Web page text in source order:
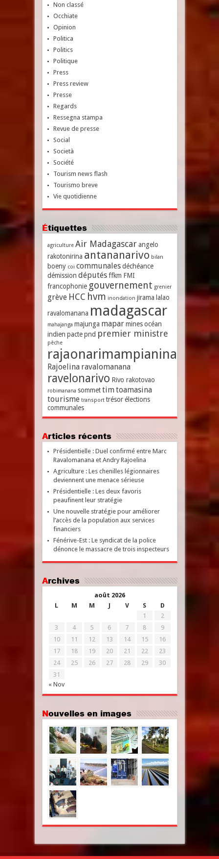
Non classé
Occhiate
Opinion
Politica
Politics
Politique
Press
Press review
Presse
Regards
Ressegna stampa
Revue de presse
Social
Società
Société
Tourism news flash
Tourismo breve
Vie quotidienne
Étiquettes
agriculture Air Madagascar angelo
rakotonirina antananarivo bilan
boeny coi communales déchéance
démission députés ffkm FMI
francophonie gouvernement grenier
grève HCC hvm inondation jirama lalao
ravalomanana madagascar
mahajanga majunga mapar mines océan
indien pacte pnd premier ministre
pêche
rajaonarimampianina
Rajoelina ravalomanana
ravelonarivo Rivo rakotovao
robimanana sommet timtoamasina
tourisme transport trésor élections
communales
Articles récents
Présidentielle : Duel confirmé entre Marc
Ravalomanana et Andry Rajoelina
Agriculture : Les chenilles légionnaires
deviennent une menace sérieuse
Présidentielle : Les deux favoris
peaufinent leur stratégie
Une nouvelle stratégie pour améliorer
l’accès de la population aux services
financiers
Fénérive-Est : Le syndicat de la police
dénonce le massacre de trois inspecteurs
Archives
août 2026
L
M M J V S D
« Nov
1
2
3
4 5 6 7 8
9
10
11 12 13 14 15
16
17
18 19 20 21 22
23
24
25 26 27 28 29
30
31
Nouvelles en images